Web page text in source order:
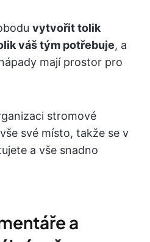
vytvořit tolik
váš tým potřebuje, a
mají prostor pro
stromové
své místo, takže se v
a vše snadno
a